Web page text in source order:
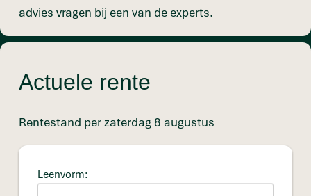
advies vragen bij een van de experts.
Actuele rente
Rentestand per zaterdag 8 augustus
Leenvorm: